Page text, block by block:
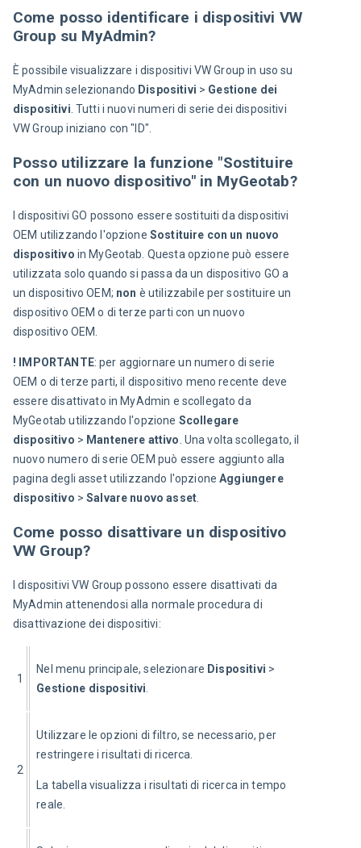
Come posso identificare i dispositivi VW
Group su MyAdmin?
È possibile visualizzare i dispositivi VW Group in uso su
MyAdmin selezionando Dispositivi > Gestione dei
dispositivi. Tutti i nuovi numeri di serie dei dispositivi
VW Group iniziano con "ID".
Posso utilizzare la funzione "Sostituire
con un nuovo dispositivo" in MyGeotab?
I dispositivi GO possono essere sostituiti da dispositivi
OEM utilizzando l'opzione Sostituire con un nuovo
dispositivo in MyGeotab. Questa opzione può essere
utilizzata solo quando si passa da un dispositivo GO a
un dispositivo OEM; non è utilizzabile per sostituire un
dispositivo OEM o di terze parti con un nuovo
dispositivo OEM.
! IMPORTANTE: per aggiornare un numero di serie
OEM o di terze parti, il dispositivo meno recente deve
essere disattivato in MyAdmin e scollegato da
MyGeotab utilizzando l'opzione Scollegare
dispositivo > Mantenere attivo. Una volta scollegato, il
nuovo numero di serie OEM può essere aggiunto alla
pagina degli asset utilizzando l'opzione Aggiungere
dispositivo > Salvare nuovo asset.
Come posso disattivare un dispositivo
VW Group?
I dispositivi VW Group possono essere disattivati da
MyAdmin attenendosi alla normale procedura di
disattivazione dei dispositivi:
1
Nel menu principale, selezionare Dispositivi >
Gestione dispositivi.
2
Utilizzare le opzioni di filtro, se necessario, per
restringere i risultati di ricerca.
La tabella visualizza i risultati di ricerca in tempo
reale.